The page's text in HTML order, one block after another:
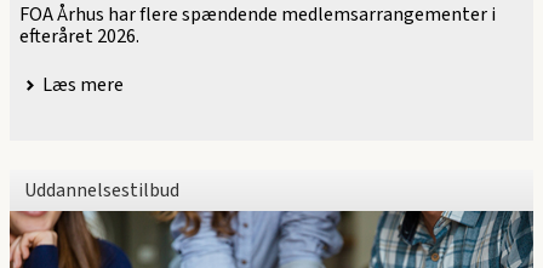
FOA Århus har flere spændende medlemsarrangementer i
efteråret 2026.
Læs mere
Uddannelsestilbud